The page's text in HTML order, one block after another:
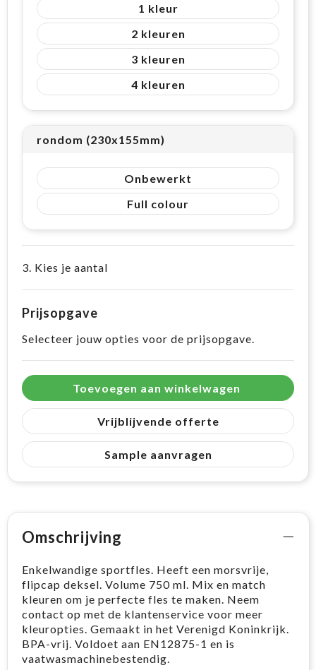
1
2
3
4
rondom (230x155mm)
Onbewerkt
Full colour
3. Kies je aantal
Prijsopgave
Selecteer jouw opties voor de prijsopgave.
Toevoegen aan winkelwagen
Vrijblijvende offerte
Sample aanvragen
Omschrijving
Enkelwandige sportfles. Heeft een morsvrije,
flipcap deksel. Volume 750 ml. Mix en match
kleuren om je perfecte fles te maken. Neem
contact op met de klantenservice voor meer
kleuropties. Gemaakt in het Verenigd Koninkrijk.
BPA-vrij. Voldoet aan EN12875-1 en is
vaatwasmachinebestendig.